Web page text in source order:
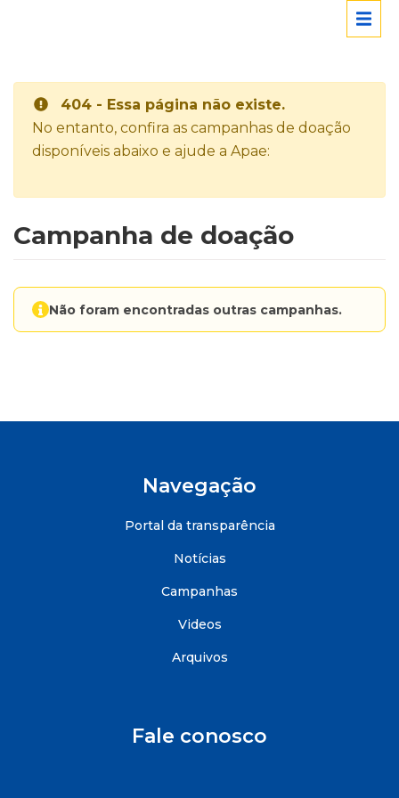
404 - Essa página não existe.
No entanto, confira as campanhas de doação
disponíveis abaixo e ajude a Apae:
Campanha de doação
Não foram encontradas outras campanhas.
Navegação
Portal da transparência
Notícias
Campanhas
Videos
Arquivos
Fale conosco